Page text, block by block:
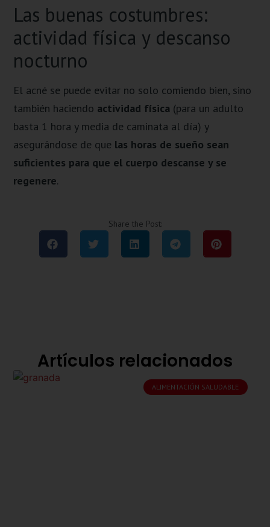
Las buenas costumbres:
actividad física y descanso
nocturno
El acné se puede evitar no solo comiendo bien, sino
también haciendo actividad física (para un adulto
basta 1 hora y media de caminata al día) y
asegurándose de que las horas de sueño sean
suficientes para que el cuerpo descanse y se
regenere.
Share the Post:
Artículos relacionados
ALIMENTACIÓN SALUDABLE